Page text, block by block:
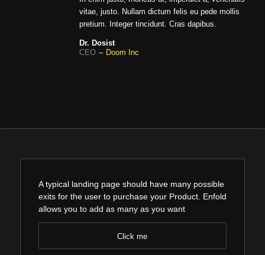
vitae, justo. Nullam dictum felis eu pede mollis
pretium. Integer tincidunt. Cras dapibus.
Dr. Dosist
CEO – Doom Inc
A typical landing page should have many possible
exits for the user to purchase your Product. Enfold
allows you to add as many as you want
Click me